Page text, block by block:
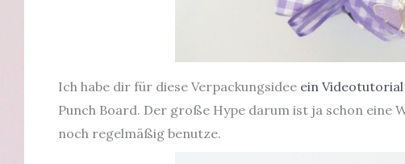
Ich habe dir für diese Verpackungsidee ein
Punch Board. Der große Hype darum ist ja schon
noch regelmäßig benutze.